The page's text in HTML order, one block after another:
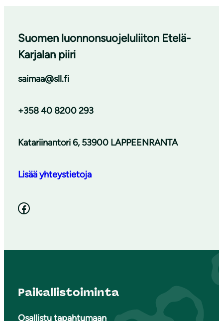
Suomen luonnonsuojeluliiton Etelä-
Karjalan piiri
saimaa@sll.fi
+358 40 8200 293
Katariinantori 6, 53900 LAPPEENRANTA
Lisää yhteystietoja
Facebook
Paikallistoiminta
Osallistu tapahtumaan